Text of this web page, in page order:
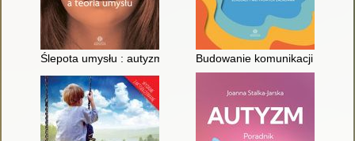
Ślepota umysłu : autyzm a teoria umysłuBudowanie komunikacji i